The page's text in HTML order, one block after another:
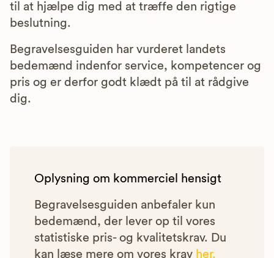
til at hjælpe dig med at træffe den rigtige
beslutning.
Begravelsesguiden har vurderet landets
bedemænd indenfor service, kompetencer og
pris og er derfor godt klædt på til at rådgive
dig.
Oplysning om kommerciel hensigt
Begravelsesguiden anbefaler kun
bedemænd, der lever op til vores
statistiske pris- og kvalitetskrav. Du
kan læse mere om vores krav her.